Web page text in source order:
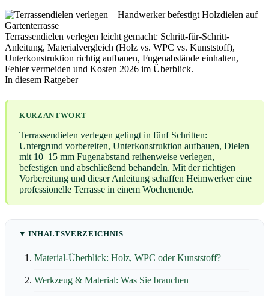
Terrassendielen verlegen leicht gemacht: Schritt-für-Schritt-
Anleitung, Materialvergleich (Holz vs. WPC vs. Kunststoff),
Unterkonstruktion richtig aufbauen, Fugenabstände einhalten,
Fehler vermeiden und Kosten 2026 im Überblick.
In diesem Ratgeber
KURZANTWORT
Terrassendielen verlegen gelingt in fünf Schritten:
Untergrund vorbereiten, Unterkonstruktion aufbauen, Dielen
mit 10–15 mm Fugenabstand reihenweise verlegen,
befestigen und abschließend behandeln. Mit der richtigen
Vorbereitung und dieser Anleitung schaffen Heimwerker eine
professionelle Terrasse in einem Wochenende.
INHALTSVERZEICHNIS
Material-Überblick: Holz, WPC oder Kunststoff?
Werkzeug & Material: Was Sie brauchen